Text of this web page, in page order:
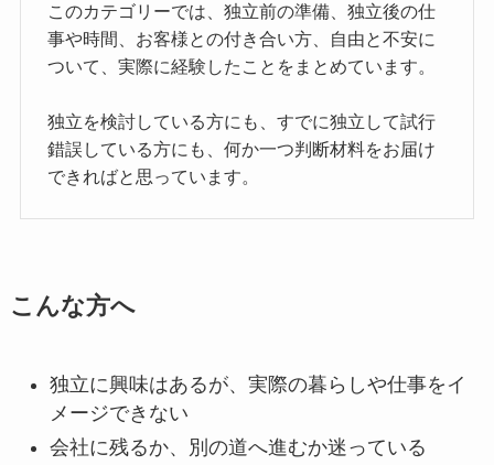
このカテゴリーでは、独立前の準備、独立後の仕
事や時間、お客様との付き合い方、自由と不安に
ついて、実際に経験したことをまとめています。
独立を検討している方にも、すでに独立して試行
錯誤している方にも、何か一つ判断材料をお届け
できればと思っています。
こんな方へ
独立に興味はあるが、実際の暮らしや仕事をイ
メージできない
会社に残るか、別の道へ進むか迷っている